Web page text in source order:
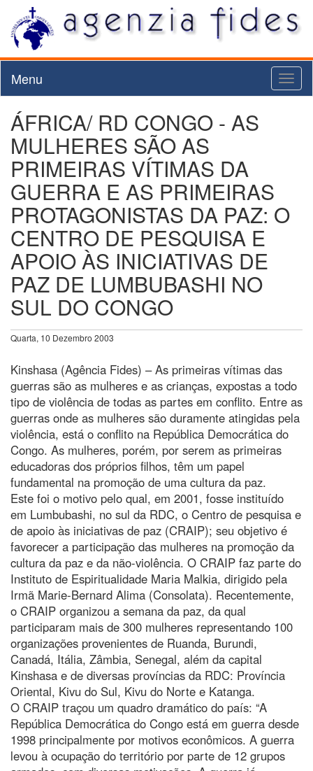
Menu
ÁFRICA/ RD CONGO - AS
MULHERES SÃO AS
PRIMEIRAS VÍTIMAS DA
GUERRA E AS PRIMEIRAS
PROTAGONISTAS DA PAZ: O
CENTRO DE PESQUISA E
APOIO ÀS INICIATIVAS DE
PAZ DE LUMBUBASHI NO
SUL DO CONGO
Quarta, 10 Dezembro 2003
Kinshasa (Agência Fides) – As primeiras vítimas das
guerras são as mulheres e as crianças, expostas a todo
tipo de violência de todas as partes em conflito. Entre as
guerras onde as mulheres são duramente atingidas pela
violência, está o conflito na República Democrática do
Congo. As mulheres, porém, por serem as primeiras
educadoras dos próprios filhos, têm um papel
fundamental na promoção de uma cultura da paz.
Este foi o motivo pelo qual, em 2001, fosse instituído
em Lumbubashi, no sul da RDC, o Centro de pesquisa e
de apoio às iniciativas de paz (CRAIP); seu objetivo é
favorecer a participação das mulheres na promoção da
cultura da paz e da não-violência. O CRAIP faz parte do
Instituto de Espiritualidade Maria Malkia, dirigido pela
Irmã Marie-Bernard Alima (Consolata). Recentemente,
o CRAIP organizou a semana da paz, da qual
participaram mais de 300 mulheres representando 100
organizações provenientes de Ruanda, Burundi,
Canadá, Itália, Zâmbia, Senegal, além da capital
Kinshasa e de diversas províncias da RDC: Província
Oriental, Kivu do Sul, Kivu do Norte e Katanga.
O CRAIP traçou um quadro dramático do país: “A
República Democrática do Congo está em guerra desde
1998 principalmente por motivos econômicos. A guerra
levou à ocupação do território por parte de 12 grupos